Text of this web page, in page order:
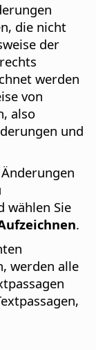
die nicht
der
werden
von
also
und
wählen Sie
.
werden alle